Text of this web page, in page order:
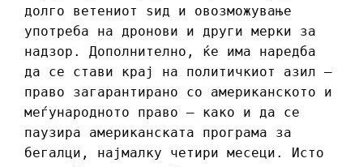
долго ветениот ѕид и овозможување
употреба на дронови и други мерки за
надзор. Дополнително, ќе има наредба
да се стави крај на политичкиот азил –
право загарантирано со американското и
меѓународното право – како и да се
паузира американската програма за
бегалци, најмалку четири месеци. Исто